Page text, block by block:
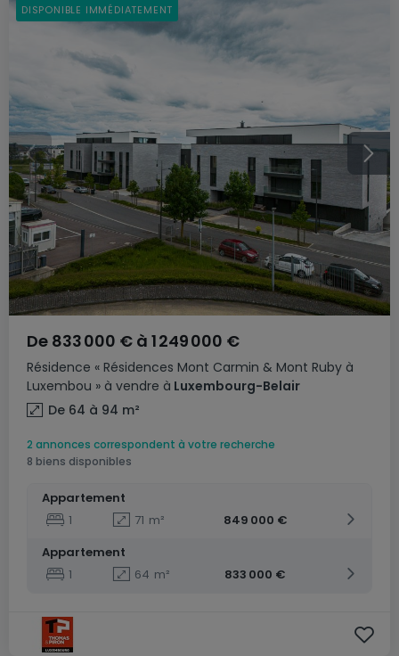
Résidence « Résidences Mont Carmin & Mont Ruby à
Luxembou » à vendre à Luxembourg-Belair
De 833 000 € à 1 249 000 €
De 64 à 94 m²
DISPONIBLE IMMÉDIATEMENT
2 annonces correspondent à votre recherche
8 biens disponibles
Appartement
1
71 m²
849 000 €
Appartement
1
64 m² 833 000 €